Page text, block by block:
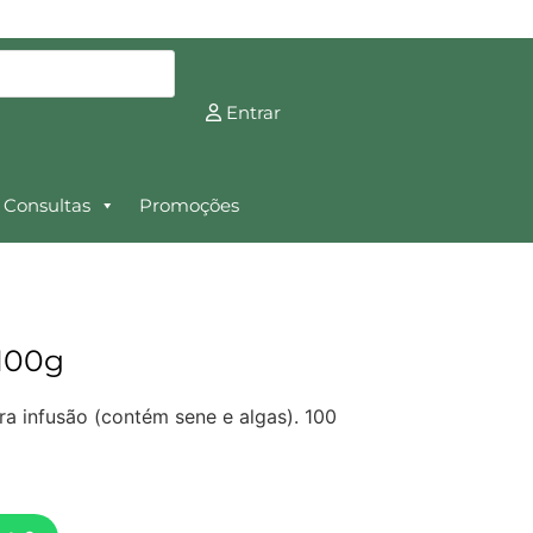
Entrar
Consultas Promoções
infusão (contém sene e algas). 100